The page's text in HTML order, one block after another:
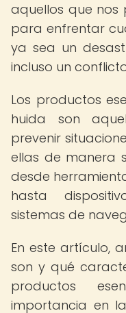
aquellos que
para enfrentar
ya sea un
incluso un
Los productos
huida son
prevenir
ellas de manera
desde
hasta
sistemas de
En este artículo,
son y qué
productos
importancia en